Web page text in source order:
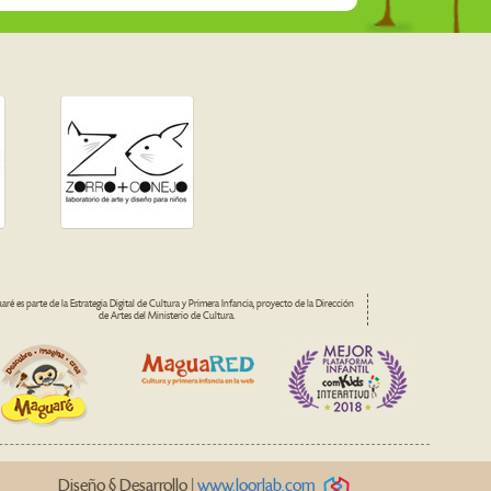
es parte de la Estrategia Digital de Cultura y Primera Infancia, proyecto de la Dirección
de Artes del Ministerio de Cultura.
Diseño § Desarrollo | www.loorlab.com